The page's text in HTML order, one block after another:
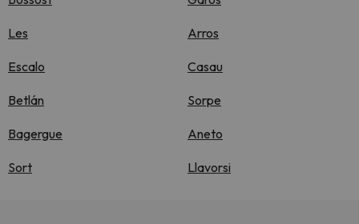
Les Arros
Escalo Casau
Betlán Sorpe
Bagergue Aneto
Sort Llavorsi